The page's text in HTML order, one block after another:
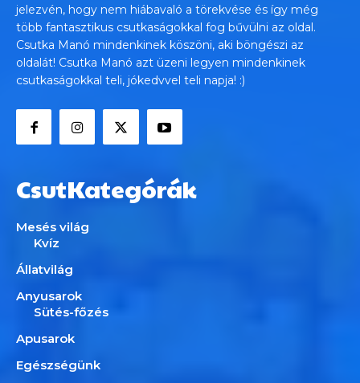
jelezvén, hogy nem hiábavaló a törekvése és így még
több fantasztikus csutkaságokkal fog bűvülni az oldal.
Csutka Manó mindenkinek köszöni, aki böngészi az
oldalát! Csutka Manó azt üzeni legyen mindenkinek
csutkaságokkal teli, jókedvvel teli napja! :)
CsutKategórák
Mesés világ
Kvíz
Állatvilág
Anyusarok
Sütés-főzés
Apusarok
Egészségünk